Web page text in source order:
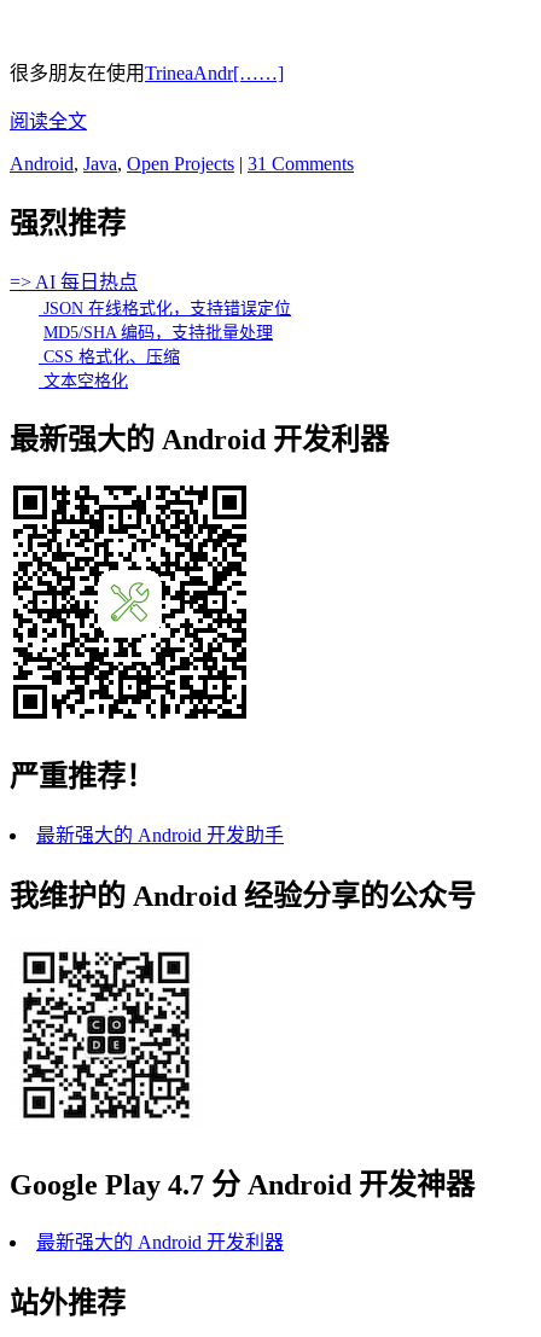
很多朋友在使用TrineaAndr[……]
阅读全文
Android, Java, Open Projects | 31 Comments
强烈推荐
=> AI 每日热点
JSON 在线格式化，支持错误定位
MD5/SHA 编码，支持批量处理
CSS 格式化、压缩
文本空格化
最新强大的 Android 开发利器
严重推荐！
最新强大的 Android 开发助手
我维护的 Android 经验分享的公众号
Google Play 4.7 分 Android 开发神器
最新强大的 Android 开发利器
站外推荐